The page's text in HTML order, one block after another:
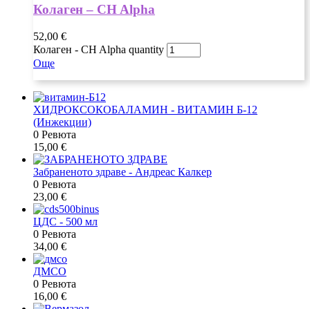
Колаген – CH Alpha
52,00 €
Колаген - CH Alpha quantity
Още
ХИДРОКСОКОБАЛАМИН - ВИТАМИН Б-12
(Инжекции)
0 Ревюта
15,00 €
Забраненото здраве - Андреас Калкер
0 Ревюта
23,00 €
ЦДС - 500 мл
0 Ревюта
34,00 €
ДМСО
0 Ревюта
16,00 €